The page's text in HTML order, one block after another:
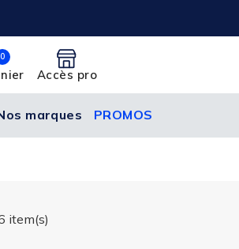
0
Accès pro
marques PROMOS
item(s)